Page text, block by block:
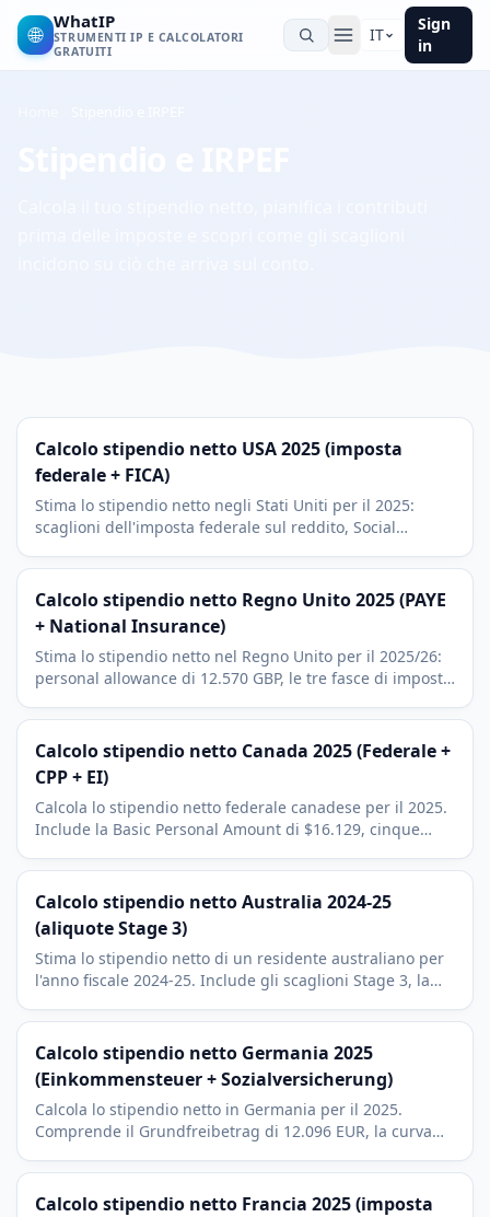
🌐
WhatIP
STRUMENTI IP E CALCOLATORI
GRATUITI
IT
Sign
in
Calcolo stipendio netto USA 2025 (imposta
federale + FICA)
Stima lo stipendio netto negli Stati Uniti per il 2025:
scaglioni dell'imposta federale sul reddito, Social
401(k).
Calcolo stipendio netto Regno Unito 2025 (PAYE
+ National Insurance)
Stima lo stipendio netto nel Regno Unito per il 2025/26:
personal allowance di 12.570 GBP, le tre fasce di imposta
pensionistici.
Calcolo stipendio netto Canada 2025 (Federale +
CPP + EI)
Calcola lo stipendio netto federale canadese per il 2025.
Include la Basic Personal Amount di $16.129, cinque
e EI (Employment Insurance).
Calcolo stipendio netto Australia 2024-25
(aliquote Stage 3)
Stima lo stipendio netto di un residente australiano per
l'anno fiscale 2024-25. Include gli scaglioni Stage 3, la
del 2 per cento.
Calcolo stipendio netto Germania 2025
(Einkommensteuer + Sozialversicherung)
Calcola lo stipendio netto in Germania per il 2025.
Comprende il Grundfreibetrag di 12.096 EUR, la curva
lavoratore per KV, PV, RV e AV.
Calcolo stipendio netto Francia 2025 (imposta